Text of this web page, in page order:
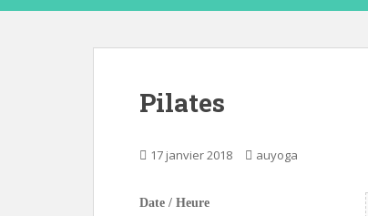
Pilates
17 janvier 2018 auyoga
Date / Heure